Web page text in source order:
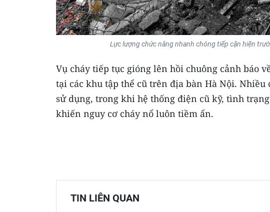
Lực lượng chức năng nhanh chóng tiếp cận hiện
Vụ cháy tiếp tục gióng lên hồi chuông cảnh báo
tại các khu tập thể cũ trên địa bàn Hà Nội.
sử dụng, trong khi hệ thống điện cũ kỹ, tình
khiến nguy cơ cháy nổ luôn tiềm ẩn.​
TIN LIÊN QUAN